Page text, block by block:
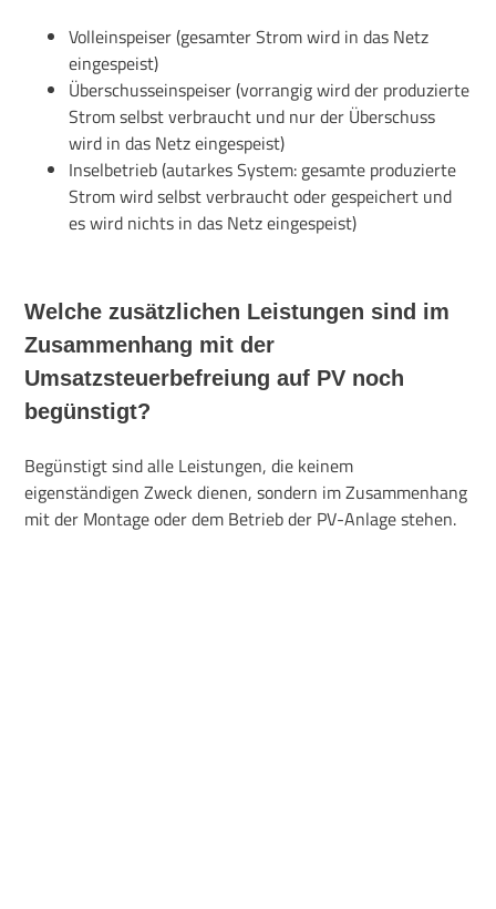
Volleinspeiser (gesamter Strom wird in das Netz
eingespeist)
Überschusseinspeiser (vorrangig wird der produzierte
Strom selbst verbraucht und nur der Überschuss
wird in das Netz eingespeist)
Inselbetrieb (autarkes System: gesamte produzierte
Strom wird selbst verbraucht oder gespeichert und
es wird nichts in das Netz eingespeist)
Welche zusätzlichen Leistungen sind im
Zusammenhang mit der
Umsatzsteuerbefreiung auf PV noch
begünstigt?
Begünstigt sind alle Leistungen, die keinem
eigenständigen Zweck dienen, sondern im Zusammenhang
mit der Montage oder dem Betrieb der PV-Anlage stehen.